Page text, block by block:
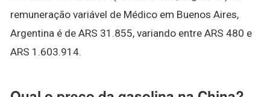
remuneração variável de Médico em Buenos Aires,
Argentina é de ARS 31.855, variando entre ARS 480 e
ARS 1.603.914.